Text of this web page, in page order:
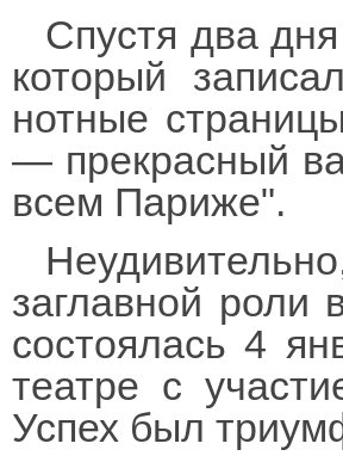
Спустя два
который
нотные
— прекрасный
всем Париже".
заглавной
состоялась 4
театре с
Успех был